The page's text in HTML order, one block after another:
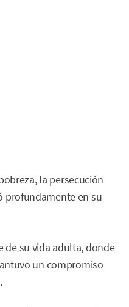
la persecución
profundamente en su
de su vida adulta, donde
un compromiso